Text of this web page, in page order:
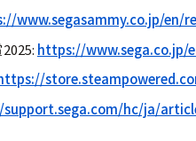
www.segasammy.co.jp/en/
https://www.sega.co.jp/
hc/ja/